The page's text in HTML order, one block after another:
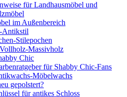
für Landhausmöbel und
im Außenbereich
Stilepochen
Massivholz
Chic
für Shabby Chic-Fans
Möbelwachs
gepolstert?
für antikes Schloss